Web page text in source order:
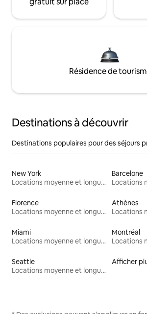
Résidence de
Destinations à découvrir
Destinations populaires pour des séjours
New York
Locations moyenne et longue durée
Barcelone
Florence
Locations moyenne et longue durée
Athènes
Miami
Locations moyenne et longue durée
Montréal
Seattle
Locations moyenne et longue durée
Afficher